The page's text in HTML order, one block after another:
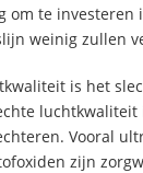
om te investeren
weinig zullen
is het
Vooral
zijn